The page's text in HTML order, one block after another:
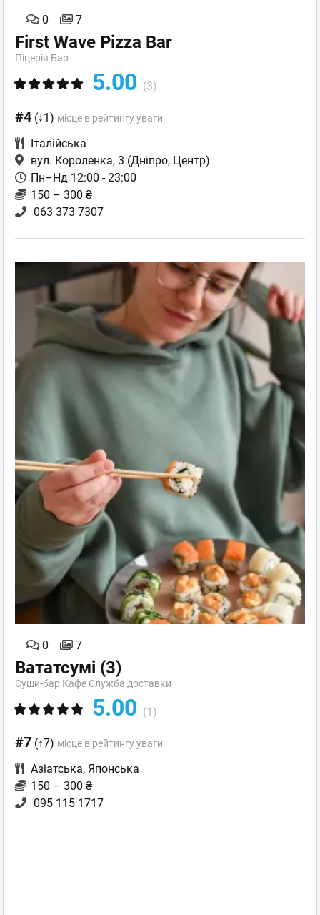
0 7
First Wave Pizza Bar
Піцерія Бар
5.00 (3)
#4 (↓1) місце в рейтингу уваги
Італійська
вул. Короленка, 3 (Дніпро, Центр)
Пн–Нд 12:00 - 23:00
150 – 300 ₴
063 373 7307
0 7
Вататсумі (3)
Суши-бар Кафе Служба доставки
5.00 (1)
#7 (↑7) місце в рейтингу уваги
Азіатська, Японська
150 – 300 ₴
095 115 1717‬